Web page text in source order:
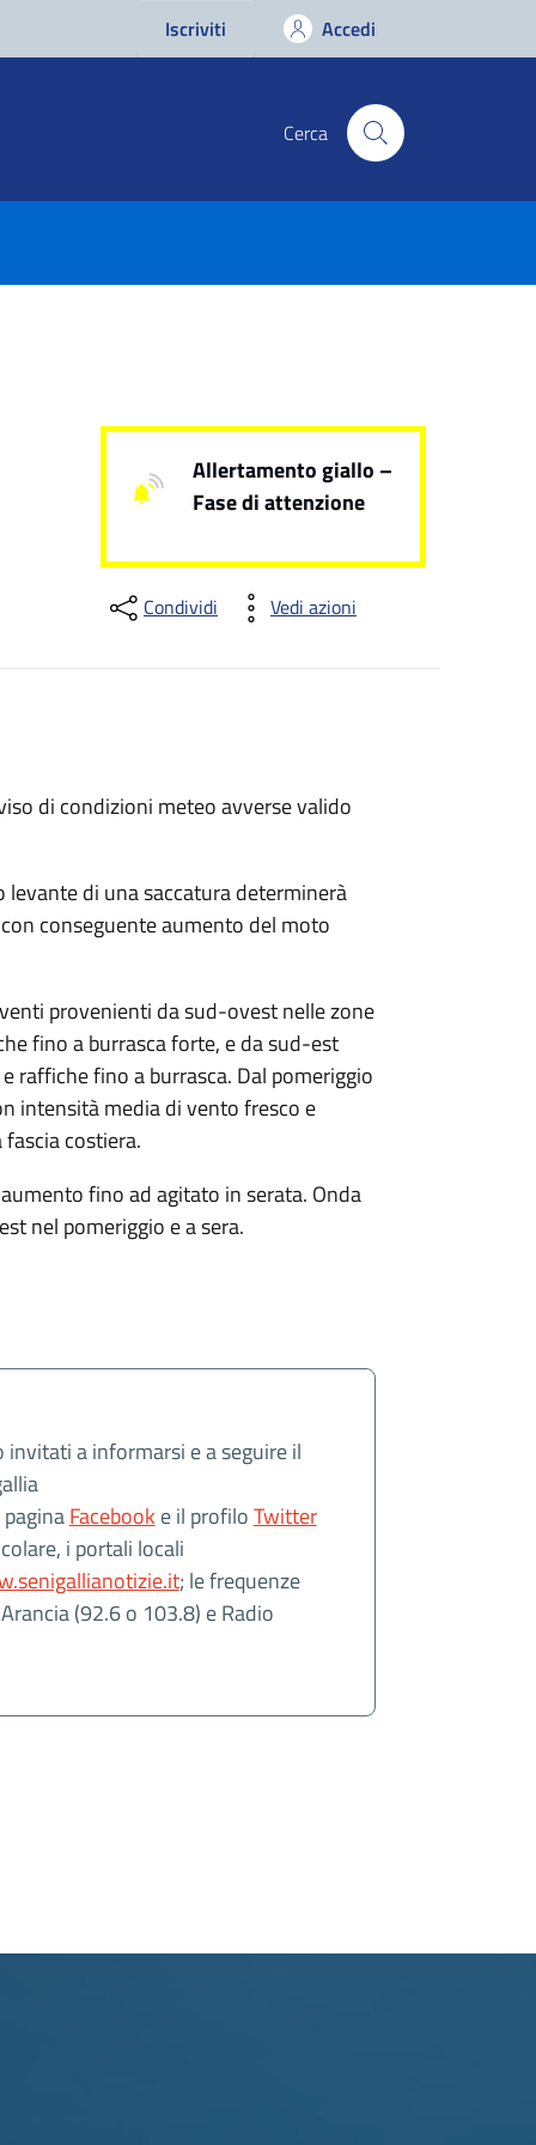
Iscriviti Accedi
Cerca
Allertamento giallo –
Fase di attenzione
Condividi Vedi azioni
di condizioni meteo avverse valido
di una saccatura determinerà
conseguente aumento del moto
provenienti da sud-ovest nelle zone
fino a burrasca forte, e da sud-est
raffiche fino a burrasca. Dal pomeriggio
intensità media di vento fresco e
costiera.
fino ad agitato in serata. Onda
nel pomeriggio e a sera.
a informarsi e a seguire il
Facebook e il profiloTwitter
i portali locali
; le frequenze
(92.6 o 103.8) e Radio